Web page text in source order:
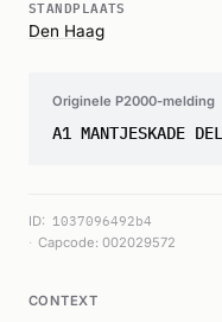
STANDPLAATS
Den Haag
Originele P2000-melding
A1 MANTJESKADE
ID: 1037096492b4
Capcode: 002029572
CONTEXT